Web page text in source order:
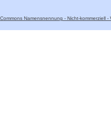
Namensnennung - Nicht-